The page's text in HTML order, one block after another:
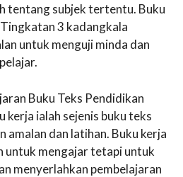
tentang subjek tertentu. Buku
3 kadangkala
untuk menguji minda dan
Buku Teks Pendidikan
kerja ialah sejenis buku teks
amalan dan latihan. Buku kerja
untuk mengajar tetapi untuk
menyerlahkan pembelajaran